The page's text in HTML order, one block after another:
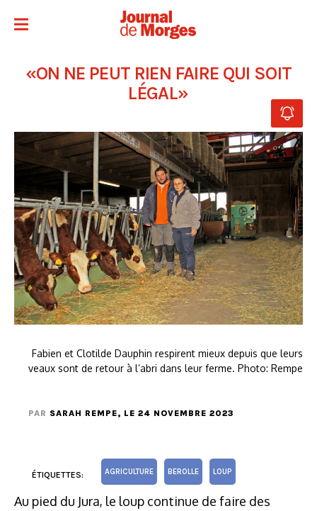
«ON NE PEUT RIEN FAIRE QUI SOIT
LÉGAL»
Fabien et Clotilde Dauphin respirent mieux depuis que leurs
veaux sont de retour à l’abri dans leur ferme. Photo: Rempe
PAR SARAH REMPE, LE 24 NOVEMBRE 2023
ÉTIQUETTES: AGRICULTURE BEROLLE LOUP
Au pied du Jura, le loup continue de faire des